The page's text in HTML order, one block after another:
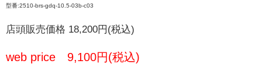
型番:2510-brs-gdq-10.5-03b-c03
店頭販売価格 18,200円(税込)
web price 9,100円(税込)